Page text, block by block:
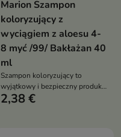
Marion Szampon
koloryzujący z
wyciągiem z aloesu 4-
8 myć /99/ Bakłażan 40
ml
Szampon koloryzujący to
wyjątkowy i bezpieczny produkt
do koloryzacji włosów
2,38 €